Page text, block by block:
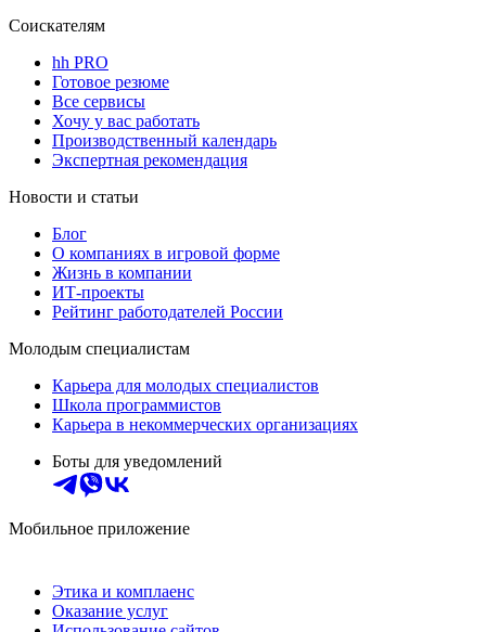
Соискателям
hh PRO
Готовое резюме
Все сервисы
Хочу у вас работать
Производственный календарь
Экспертная рекомендация
Новости и статьи
Блог
О компаниях в игровой форме
Жизнь в компании
ИТ-проекты
Рейтинг работодателей России
Молодым специалистам
Карьера для молодых специалистов
Школа программистов
Карьера в некоммерческих организациях
Боты для уведомлений
Мобильное приложение
Этика и комплаенс
Оказание услуг